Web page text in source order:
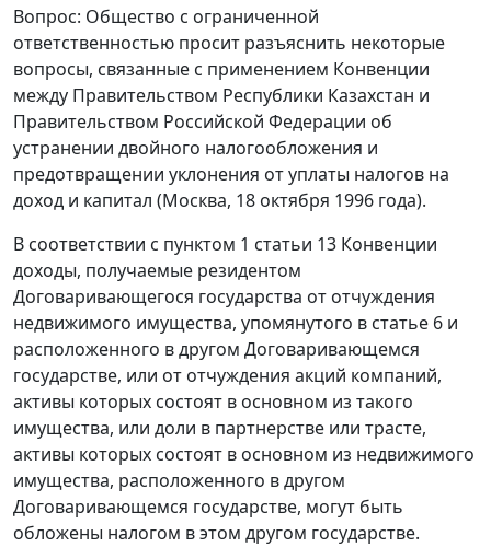
Вопрос: Общество с ограниченной
ответственностью просит разъяснить некоторые
вопросы, связанные с применением Конвенции
между Правительством Республики Казахстан и
Правительством Российской Федерации об
устранении двойного налогообложения и
предотвращении уклонения от уплаты налогов на
доход и капитал (Москва, 18 октября 1996 года).
В соответствии с пунктом 1 статьи 13 Конвенции
доходы, получаемые резидентом
Договаривающегося государства от отчуждения
недвижимого имущества, упомянутого в статье 6 и
расположенного в другом Договаривающемся
государстве, или от отчуждения акций компаний,
активы которых состоят в основном из такого
имущества, или доли в партнерстве или трасте,
активы которых состоят в основном из недвижимого
имущества, расположенного в другом
Договаривающемся государстве, могут быть
обложены налогом в этом другом государстве.